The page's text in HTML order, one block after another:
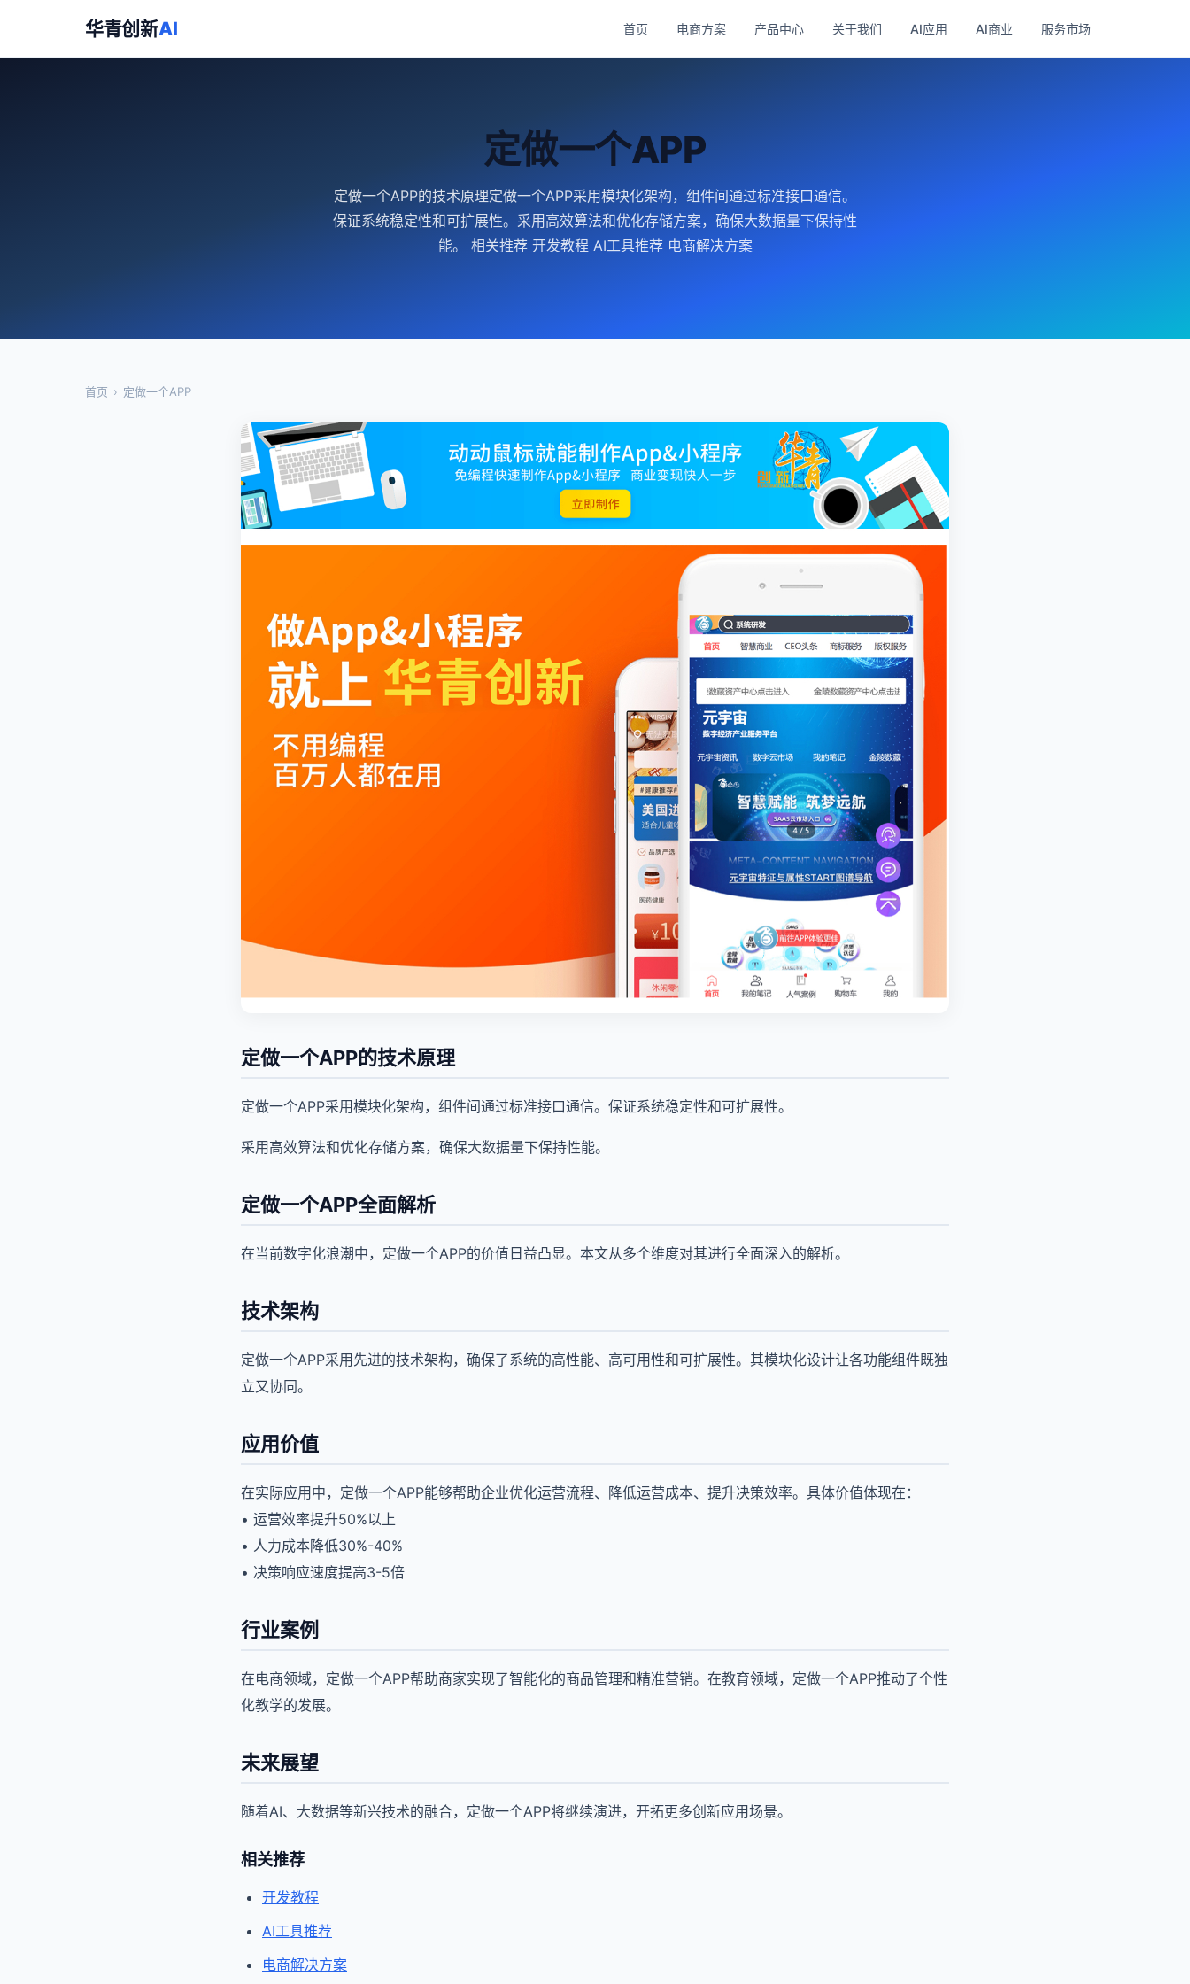
华青创新AI 首页 电商方案 产品中心 关于我们 AI应用 AI商业 服务市场
定做一个APP
定做一个APP的技术原理定做一个APP采用模块化架构，组件间通过标准接口通信。
保证系统稳定性和可扩展性。采用高效算法和优化存储方案，确保大数据量下保持性
能。 相关推荐 开发教程 AI工具推荐 电商解决方案
首页 › 定做一个APP
定做一个APP的技术原理
定做一个APP采用模块化架构，组件间通过标准接口通信。保证系统稳定性和可扩展性。
采用高效算法和优化存储方案，确保大数据量下保持性能。
定做一个APP全面解析
在当前数字化浪潮中，定做一个APP的价值日益凸显。本文从多个维度对其进行全面深入的解析。
技术架构
定做一个APP采用先进的技术架构，确保了系统的高性能、高可用性和可扩展性。其模块化设计让各功能组件既独
立又协同。
应用价值
在实际应用中，定做一个APP能够帮助企业优化运营流程、降低运营成本、提升决策效率。具体价值体现在：
• 运营效率提升50%以上
• 人力成本降低30%-40%
• 决策响应速度提高3-5倍
行业案例
在电商领域，定做一个APP帮助商家实现了智能化的商品管理和精准营销。在教育领域，定做一个APP推动了个性
化教学的发展。
未来展望
随着AI、大数据等新兴技术的融合，定做一个APP将继续演进，开拓更多创新应用场景。
相关推荐
开发教程
AI工具推荐
电商解决方案